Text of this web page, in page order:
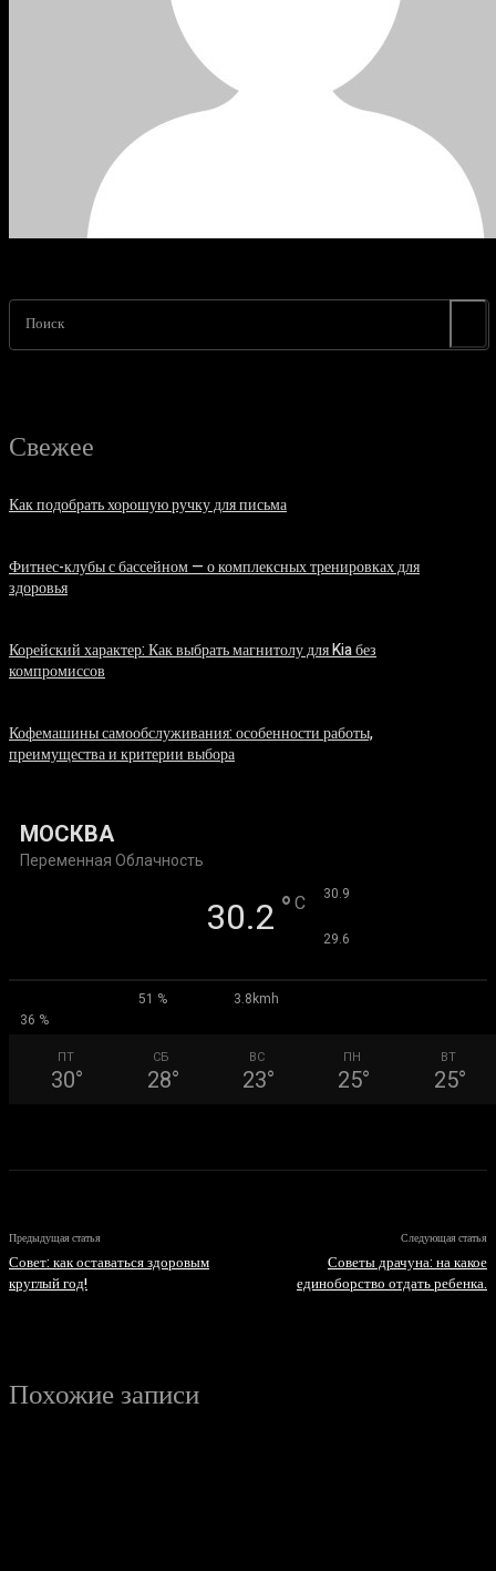
Поиск
Свежее
Как подобрать хорошую ручку для письма
Фитнес-клубы с бассейном — о комплексных тренировках для
здоровья
Корейский характер: Как выбрать магнитолу для Kia без
компромиссов
Кофемашины самообслуживания: особенности работы,
преимущества и критерии выбора
МОСКВА
Переменная Облачность
30.2 ° C 30.9
29.6
51 %
3.8kmh
36 %
ПТ
30°
СБ
28°
ВС
23°
ПН
25°
ВТ
25°
Предыдущая статья
Совет: как оставаться здоровым
круглый год!
Следующая статья
Советы драчуна: на какое
единоборство отдать ребенка.
Похожие записи